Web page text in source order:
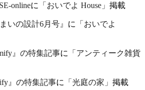
onlineに 「おいでよ House」 掲載
いの設計6月号』 に
「おいでよ
』の特集記事に
「アンティーク雑貨
』の特集記事に 「光庭の家」 掲載